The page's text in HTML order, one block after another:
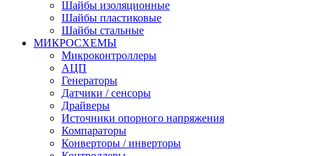
Шайбы изоляционные
Шайбы пластиковые
Шайбы стальные
МИКРОСХЕМЫ
Микроконтроллеры
АЦП
Генераторы
Датчики / сенсоры
Драйверы
Источники опорного напряжения
Компараторы
Конверторы / инверторы